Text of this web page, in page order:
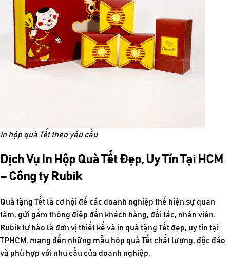
In hộp quà Tết theo yêu cầu
Dịch Vụ In Hộp Quà Tết Đẹp, Uy Tín Tại HCM
– Công ty Rubik
Quà tặng Tết là cơ hội để các doanh nghiệp thể hiện sự quan
tâm, gửi gắm thông điệp đến khách hàng, đối tác, nhân viên.
Rubik tự hào là đơn vị thiết kế và in quà tặng Tết đẹp, uy tín tại
TPHCM, mang đến những mẫu hộp quà Tết chất lượng, độc đáo
và phù hợp với nhu cầu của doanh nghiệp.